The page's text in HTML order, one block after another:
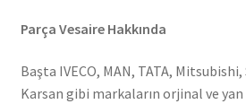
Parça Vesaire Hakkında
Başta IVECO, MAN, TATA,
Karsan gibi markaların orjinal ve yan